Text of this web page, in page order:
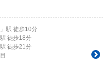
」駅 徒歩10分
駅 徒歩18分
駅 徒歩21分